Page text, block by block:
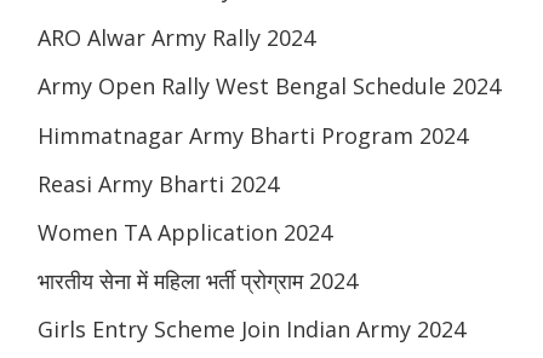
ARO Alwar Army Rally 2024
Army Open Rally West Bengal Schedule 2024
Himmatnagar Army Bharti Program 2024
Reasi Army Bharti 2024
Women TA Application 2024
भारतीय सेना में महिला भर्ती प्रोग्राम 2024
Girls Entry Scheme Join Indian Army 2024